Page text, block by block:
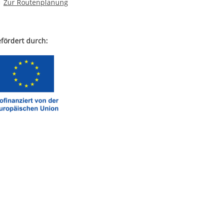
Zur Routenplanung
durch: